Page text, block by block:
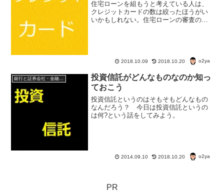
住宅ローンを組もうと考えている人は、
クレジットカードの数は絞ったほうがい
いかもしれない。住宅ローンの審査の基
2018.10.09 2018.10.20 o2ya
投資信託がどんなものなのか知っ
ておこう
投資信託というのはそもそもどんなもの
なんだろう？ 今日は投資信託というの
は何?という話をしてみよう。
2014.09.10 2018.10.20 o2ya
PR